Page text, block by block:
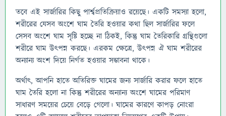
তবে এই সার্জারির কিছু পার্শ্বপ্রতিক্রিয়াও রয়েছে। একটি সমস্যা হলো,
শরীরের যেসব অংশে ঘাম তৈরি হওয়ার কথা ছিল সার্জারির ফলে
সেসব অংশে ঘাম সৃষ্টি হচ্ছে না ঠিকই, কিন্তু ঘাম তৈরিকারি গ্রন্থিগুলো
শরীরে ঘাম উৎপন্ন করছে। এরকম ক্ষেত্রে, উৎপন্ন ঐ ঘাম শরীরের
অন্যান্য অংশ দিয়ে নির্গত হওয়ার সম্ভাবনা থাকে।
অর্থাৎ, আপনি হাতে অতিরিক্ত ঘামের জন্য সার্জারি করার ফলে হাতে
ঘাম তৈরি হলো না কিন্তু শরীরের অন্যান্য অংশে ঘামের পরিমাণ
সাধারণ সময়ের চেয়ে বেড়ে গেলো। ঘামের কারণে কাপড় নোংরা